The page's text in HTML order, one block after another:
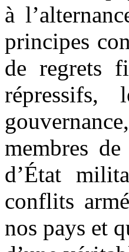
à
principes
de regrets
répressifs,
membres
d’État
conflits
nos pays et